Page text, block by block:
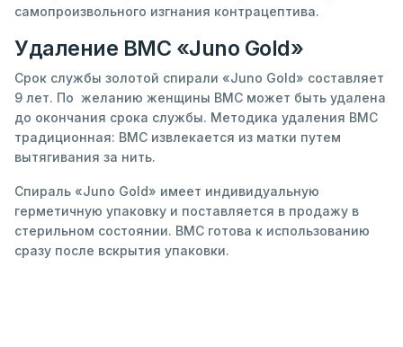
самопроизвольного изгнания контрацептива.
Удаление ВМС «Juno Gold»
Срок службы золотой спирали «Juno Gold» составляет
9 лет. По желанию женщины ВМС может быть удалена
до окончания срока службы. Методика удаления ВМС
традиционная: ВМС извлекается из матки путем
вытягивания за нить.
Спираль «Juno Gold» имеет индивидуальную
герметичную упаковку и поставляется в продажу в
стерильном состоянии. ВМС готова к использованию
сразу после вскрытия упаковки.